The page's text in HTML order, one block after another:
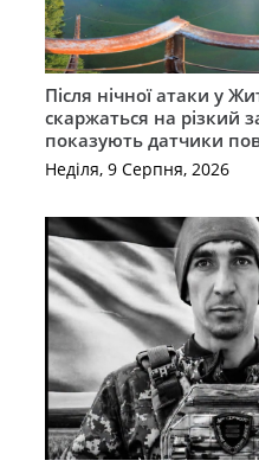
Після нічної атаки у
скаржаться на різкий
показують датчики
Неділя, 9 Серпня, 2026